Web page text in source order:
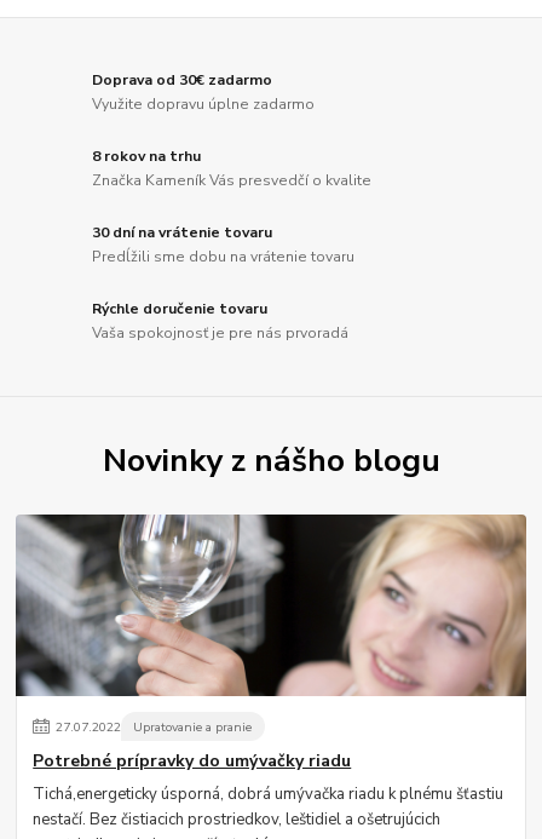
Doprava od 30€ zadarmo
Využite dopravu úplne zadarmo
8 rokov na trhu
Značka Kameník Vás presvedčí o kvalite
30 dní na vrátenie tovaru
Predĺžili sme dobu na vrátenie tovaru
Rýchle doručenie tovaru
Vaša spokojnosť je pre nás prvoradá
Novinky z nášho blogu
27.07.2022 Upratovanie a pranie
Potrebné prípravky do umývačky riadu
Tichá,energeticky úsporná, dobrá umývačka riadu k plnému šťastiu
nestačí. Bez čistiacich prostriedkov, leštidiel a ošetrujúcich